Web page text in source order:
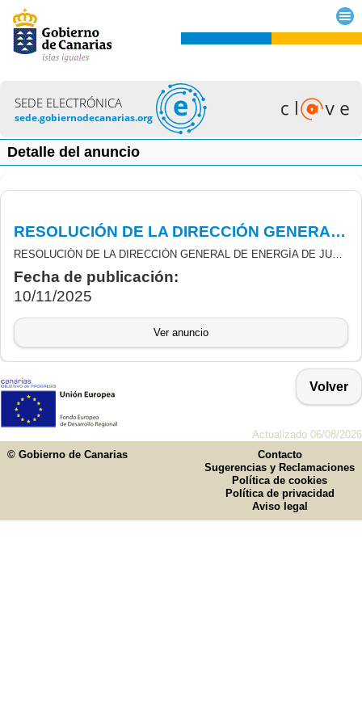
SEDE ELECTRÓNICA
sede.gobiernodecanarias.org
Detalle del anuncio
RESOLUCIÓN DE LA DIRECCIÓN GENERAL DE ENERGÍA DE JUSTIFICACIÓN Y ABONO DE LAS SUBVENCIONES DE INCENTIVOS LIGADOS A LA MOVILIDAD ELÉCTRICA MOVES III
RESOLUCIÓN DE LA DIRECCIÓN GENERAL DE ENERGÍA DE JUSTIFICACIÓN Y ABONO DE LAS SUBVENCIONES DERIVADAS DE LA CONVOCATORIA DE LA RESOLUCIÓN NÚMERO 895/2021, DE 9 DE JULIO DE 2021. (BOC N.º 44, DE 14 DE JULIO DE 2021), DERIVADAS DEL REAL DECRETO 266/2021, DE 13 DE ABRIL, POR EL QUE SE REGULAN LOS PROGRAMAS DE INCENTIVOS LIGADOS A LA MOVILIDAD ELÉCTRICA MOVES III, EN EL MARCO DEL PLAN DE RECUPERACIÓN, TRANSFORMACIÓN Y RESILIENCIA (PRTR).
Fecha de publicación:
10/11/2025
Ver anuncio
Volver
Actualizado 06/08/2026
© Gobierno de Canarias
Contacto
Sugerencias y Reclamaciones
Política de cookies
Política de privacidad
Aviso legal